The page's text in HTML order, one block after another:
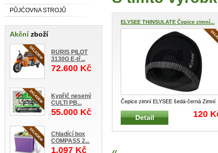
PŮJĆOVNA STROJŮ
Akčnízboží
RURIS PILOT
3130G E-tř...
72.600 Kč
Kypřič nesený
CULTI PB...
55.000 Kč
Chladící box
COMPASS 2...
1.097 Kč
ELYSEE THINSULATE Čepice zimní...
Čepice zimní ELYSEE šedá-černá Zimní
teplá čepice pro práci i volný č
...
Detail 120